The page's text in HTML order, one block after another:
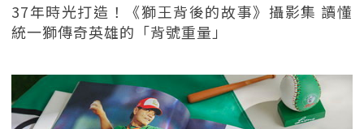
37年時光打造！《獅王背後的故事》攝影集 讀懂
統一獅傳奇英雄的「背號重量」